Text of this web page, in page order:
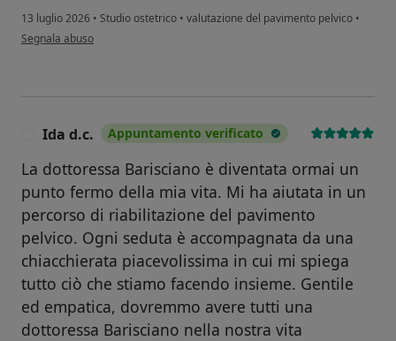
13 luglio 2026 • Studio ostetrico • valutazione del pavimento pelvico •
secondo l'opinione dell'utente Rosalba Russo
Segnala abuso
Ida d.c. Appuntamento verificato
La dottoressa Barisciano è diventata ormai un
punto fermo della mia vita. Mi ha aiutata in un
percorso di riabilitazione del pavimento
pelvico. Ogni seduta è accompagnata da una
chiacchierata piacevolissima in cui mi spiega
tutto ciò che stiamo facendo insieme. Gentile
ed empatica, dovremmo avere tutti una
dottoressa Barisciano nella nostra vita